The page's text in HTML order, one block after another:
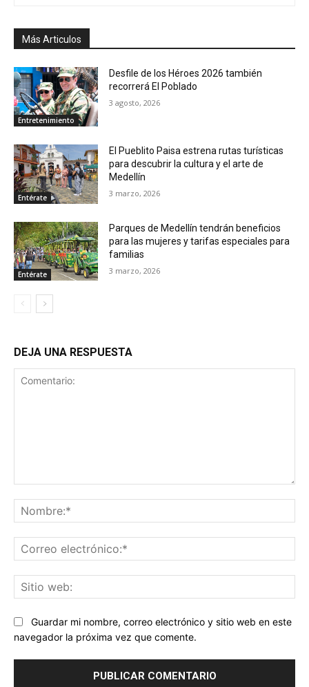
Más Articulos
Entretenimiento
Desfile de los Héroes 2026 también
recorrerá El Poblado
3 agosto, 2026
Entérate
El Pueblito Paisa estrena rutas turísticas
para descubrir la cultura y el arte de
Medellín
3 marzo, 2026
Entérate
Parques de Medellín tendrán beneficios
para las mujeres y tarifas especiales para
familias
3 marzo, 2026
DEJA UNA RESPUESTA
Guardar mi nombre, correo electrónico y sitio web en este
navegador la próxima vez que comente.